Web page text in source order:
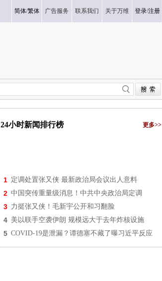
简体/繁体 广告服务 联系我们 关于万维 登录/注册
24小时新闻排行榜 更多>>
1 定调处置张又侠 最新政治局会议出人意料
2 中国突传重量级消息！中共中央政治局定调
3 力挺张又侠！毛新宇公开和习翻脸
4 美以联手空袭伊朗 规模远大于去年炸核设施
5 COVID-19是泄漏？谭德塞不藏了曝习近平反应